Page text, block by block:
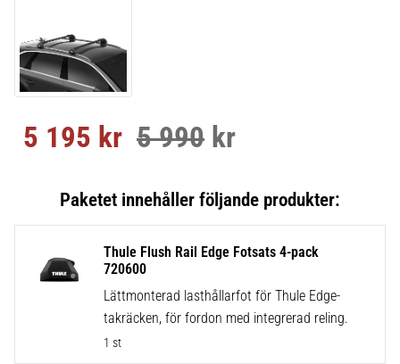
Nedsatt pris:
5 195 kr Ordinarie pris:
5 990 kr
Thule Flush Rail Edge Fotsats 4-pack
720600
Lättmonterad lasthållarfot för Thule Edge-
takräcken, för fordon med integrerad reling.
1 st